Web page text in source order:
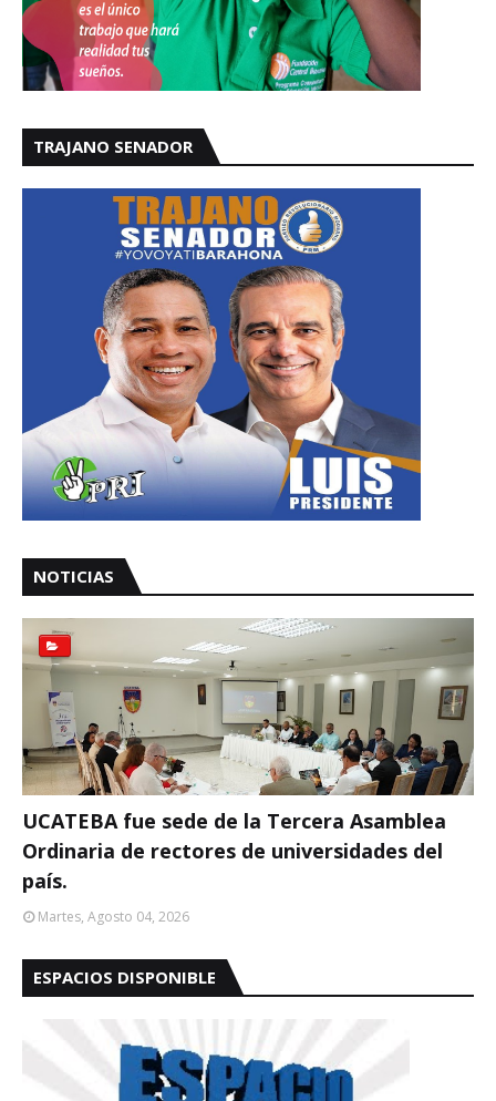
TRAJANO SENADOR
NOTICIAS
UCATEBA fue sede de la Tercera Asamblea
Ordinaria de rectores de universidades del
país.
Martes, Agosto 04, 2026
ESPACIOS DISPONIBLE